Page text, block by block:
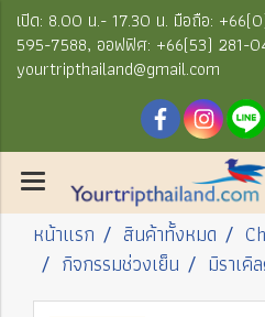
เปิด: 8.00 น.- 17.30 น. มือถือ:
595-7588, ออฟฟิศ: +66(53) 281-
yourtripthailand@gmail.com
หน้าแรก สินค้าทั้งหมด
กิจกรรมช่วงเย็น
มิราเคิ